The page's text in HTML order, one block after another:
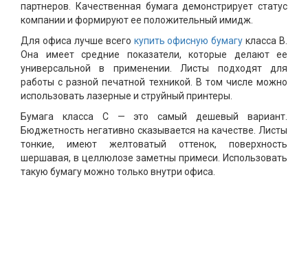
партнеров. Качественная бумага демонстрирует статус
компании и формируют ее положительный имидж.
Для офиса лучше всего купить офисную бумагу класса В.
Она имеет средние показатели, которые делают ее
универсальной в применении. Листы подходят для
работы с разной печатной техникой. В том числе можно
использовать лазерные и струйный принтеры.
Бумага класса С — это самый дешевый вариант.
Бюджетность негативно сказывается на качестве. Листы
тонкие, имеют желтоватый оттенок, поверхность
шершавая, в целлюлозе заметны примеси. Использовать
такую бумагу можно только внутри офиса.